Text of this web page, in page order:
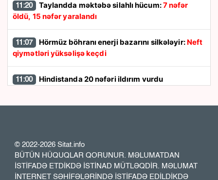
11:20 Taylandda məktəbə silahlı hücum:7 nəfər
öldü, 15 nəfər yaralandı
11:07 Hörmüz böhranı enerji bazarını silkələyir: Neft
qiymətləri yüksəlişə keçdi
11:00 Hindistanda 20 nəfəri ildırım vurdu
10:44 Ərdoğan Səudiyyə Ərəbistanına rəsmi
10:37 Ər və arvadın yanaraq öldüyü hadisə qəsdən
törədilibmiş
© 2022-2026 Sitat.info
BÜTÜN HÜQUQLAR QORUNUR. MƏLUMATDAN
İSTİFADƏ ETDİKDƏ İSTİNAD MÜTLƏQDİR. MƏLUMAT
İNTERNET SƏHİFƏLƏRİNDƏ İSTİFADƏ EDİLDİKDƏ